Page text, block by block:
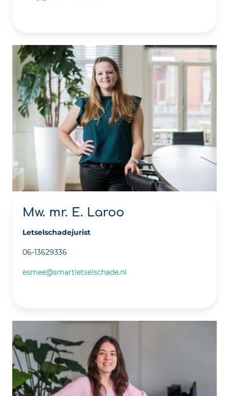
Mw. mr. E. Laroo
Letselschadejurist
06-13629336
esmee@smartletselschade.nl